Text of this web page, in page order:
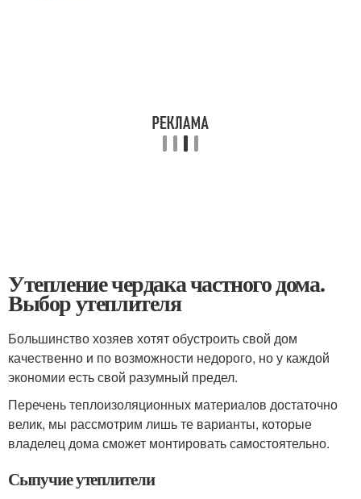
Утепление чердака частного дома.
Выбор утеплителя
Большинство хозяев хотят обустроить свой дом
качественно и по возможности недорого, но у каждой
экономии есть свой разумный предел.
Перечень теплоизоляционных материалов достаточно
велик, мы рассмотрим лишь те варианты, которые
владелец дома сможет монтировать самостоятельно.
Сыпучие утеплители